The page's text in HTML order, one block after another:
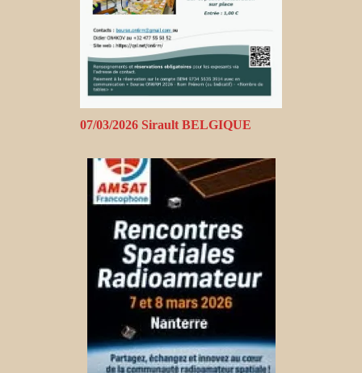
07/03/2026 Sirault BELGIQUE